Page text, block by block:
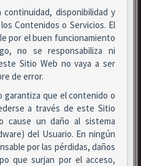
disponibilidad y
Contenidos o Servicios. El
por el buen funcionamiento
no se responsabiliza ni
Sitio Web no vaya a ser
de error.
garantiza que el contenido o
a través de este Sitio
un daño al sistema
del Usuario. En ningún
por las pérdidas, daños
que surjan por el acceso,